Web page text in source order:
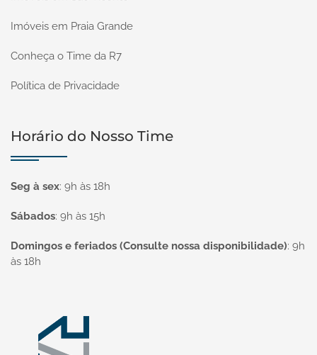
Imóveis em Praia Grande
Conheça o Time da R7
Política de Privacidade
Horário do Nosso Time
Seg à sex: 9h às 18h
Sábados: 9h às 15h
Domingos e feriados (Consulte nossa disponibilidade): 9h
às 18h